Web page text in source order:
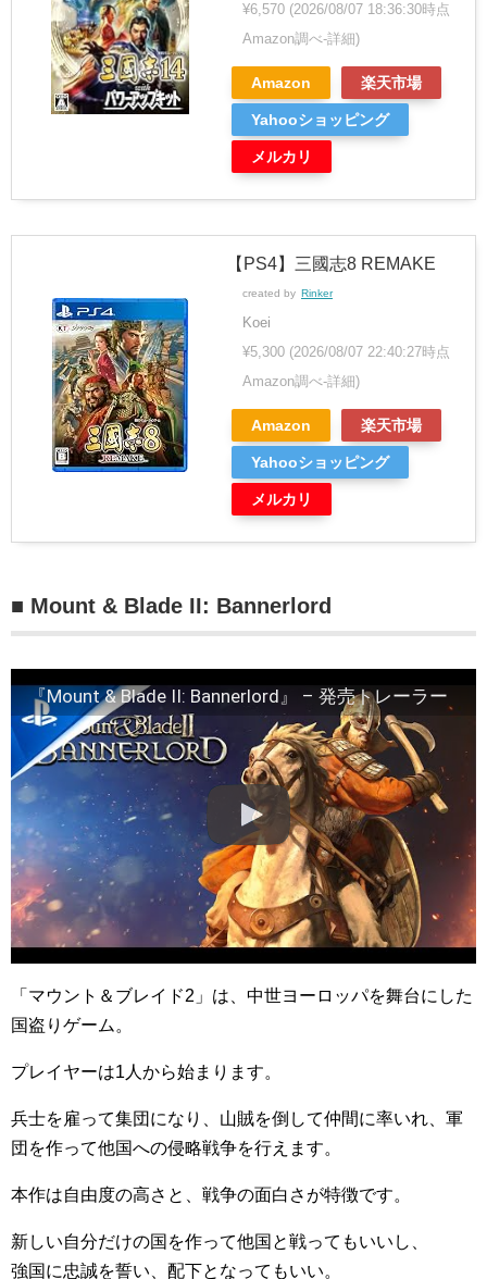
¥6,570 (2026/08/07 18:36:30時点
Amazon調べ-詳細)
Amazon 楽天市場
Yahooショッピング
メルカリ
【PS4】三國志8 REMAKE
created by Rinker
Koei
¥5,300 (2026/08/07 22:40:27時点
Amazon調べ-詳細)
Amazon 楽天市場
Yahooショッピング
メルカリ
■ Mount & Blade II: Bannerlord
『Mount & Blade II: Bannerlord』 – 発売トレーラー
「マウント＆ブレイド2」は、中世ヨーロッパを舞台にした
国盗りゲーム。
プレイヤーは1人から始まります。
兵士を雇って集団になり、山賊を倒して仲間に率いれ、軍
団を作って他国への侵略戦争を行えます。
本作は自由度の高さと、戦争の面白さが特徴です。
新しい自分だけの国を作って他国と戦ってもいいし、
強国に忠誠を誓い、配下となってもいい。